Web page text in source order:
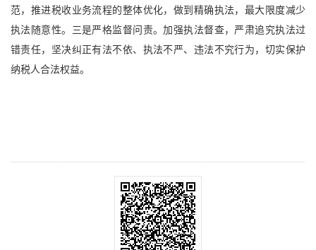
范，推进税收业务流程的整体优化，做到精确执法，最大限度减少
执法随意性。三是严格监督问责。加强执法督查，严肃追究执法过
错责任，坚决纠正有法不依、执法不严、违法不究行为，切实保护
纳税人合法权益。